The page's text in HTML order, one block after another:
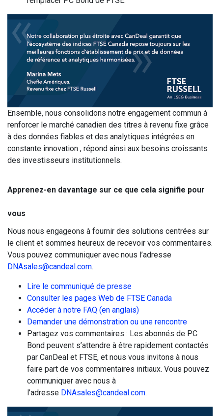
Ensemble, nous consolidons notre engagement commun à
renforcer le marché canadien des titres à revenu fixe grâce
à des données fiables et des analytiques intégrées en
constante innovation , répond ainsi aux besoins croissants
des investisseurs institutionnels.
Apprenez-en davantage sur ce que cela signifie pour
vous
Nous nous engageons à fournir des solutions centrées sur
le client et sommes heureux de recevoir vos commentaires.
Vous pouvez communiquer avec nous l’adresse
DNAsales@candeal.com.
Lire le communiqué de presse
Consulter les pages Web de FTSE Canada
Accéder à notre FAQ (en anglais)
Demander une démonstration ou une rencontre
Partagez vos commentaires : Les abonnés de PC
Bond peuvent s’attendre à être rapidement contactés
par CanDeal et FTSE, et nous vous invitons à nous
faire part de vos commentaires initiaux. Vous pouvez
communiquer avec nous à
l’adresse DNAsales@candeal.com.